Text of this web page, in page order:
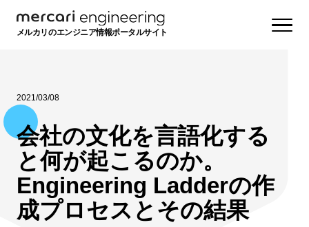
メルカリのエンジニア情報ポータルサイト
2021/03/08
会社の文化を言語化する
と何が起こるのか。
Engineering Ladderの作
成プロセスとその結果